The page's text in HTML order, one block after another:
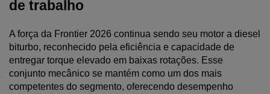
de trabalho
A força da Frontier 2026 continua sendo seu motor a diesel
biturbo, reconhecido pela eficiência e capacidade de
entregar torque elevado em baixas rotações. Esse
conjunto mecânico se mantém como um dos mais
competentes do segmento, oferecendo desempenho